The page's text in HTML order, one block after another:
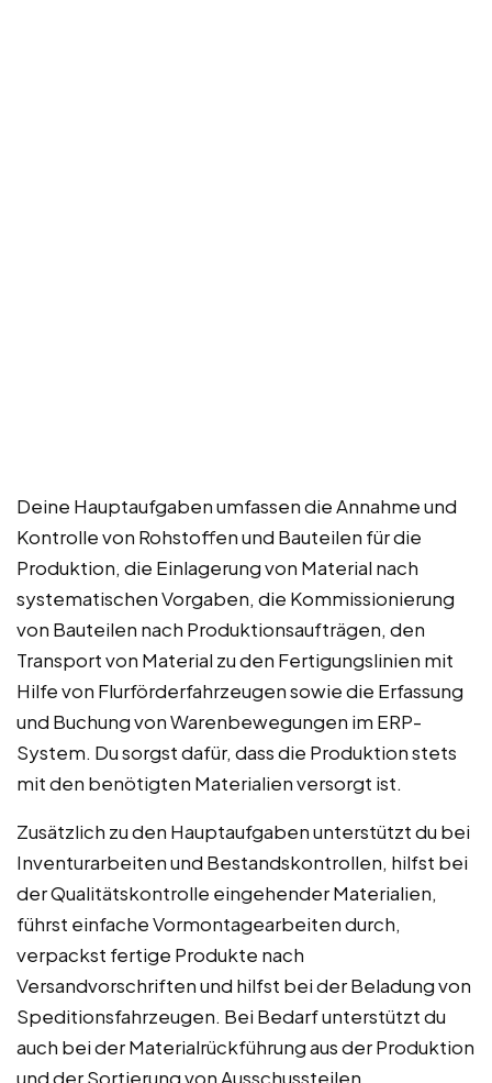
Deine Hauptaufgaben umfassen die Annahme und
Kontrolle von Rohstoffen und Bauteilen für die
Produktion, die Einlagerung von Material nach
systematischen Vorgaben, die Kommissionierung
von Bauteilen nach Produktionsaufträgen, den
Transport von Material zu den Fertigungslinien mit
Hilfe von Flurförderfahrzeugen sowie die Erfassung
und Buchung von Warenbewegungen im ERP-
System. Du sorgst dafür, dass die Produktion stets
mit den benötigten Materialien versorgt ist.
Zusätzlich zu den Hauptaufgaben unterstützt du bei
Inventurarbeiten und Bestandskontrollen, hilfst bei
der Qualitätskontrolle eingehender Materialien,
führst einfache Vormontagearbeiten durch,
verpackst fertige Produkte nach
Versandvorschriften und hilfst bei der Beladung von
Speditionsfahrzeugen. Bei Bedarf unterstützt du
auch bei der Materialrückführung aus der Produktion
und der Sortierung von Ausschussteilen.